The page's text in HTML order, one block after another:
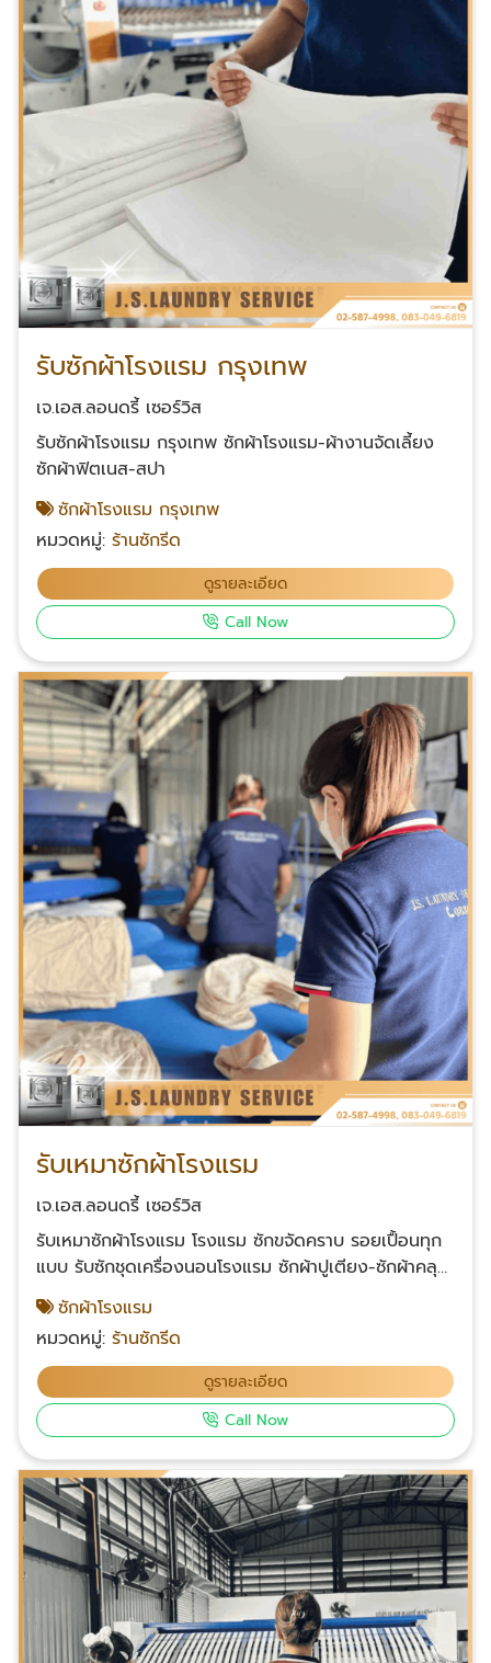
รับซักผ้าโรงแรม กรุงเทพ
เจ.เอส.ลอนดรี้ เซอร์วิส
รับซักผ้าโรงแรม กรุงเทพ ซักผ้าโรงแรม-ผ้างานจัดเลี้ยง
ซักผ้าฟิตเนส-สปา
ซักผ้าโรงแรม กรุงเทพ
หมวดหมู่:ร้านซักรีด
ดูรายละเอียด
Call Now
รับเหมาซักผ้าโรงแรม
เจ.เอส.ลอนดรี้ เซอร์วิส
รับเหมาซักผ้าโรงแรม โรงแรม ซักขจัดคราบ รอยเปื้อนทุก
แบบ รับซักชุดเครื่องนอนโรงแรม ซักผ้าปูเตียง-ซักผ้าคลุม
เตียง ซักผ้าห่ม-ปลอกหมอน รับซักผ้าห้องน้ำ ซักผ้าขนหนู
เช็ดตัวโรงแรมผืนเล็กผืนใหญ่-ซักเสื้อคลุมอาบน้ำ ซักผ้า
เช็ดเท้า โรงแรมที่อยากส่งผ้ามาซัก ติดต่อได้เลย รับซักผ้า
ให้ทุกประเภท ในราคาเป็นกันเอง มีบริการส่งรถไปรับผ้าและ
ส่งผ้าให้ที่โรงแรม สะดวกสบายต่อลูกค้ามากขึ้น โทร :
083-049-6819 Facebook คลิก
ซักผ้าโรงแรม
หมวดหมู่:ร้านซักรีด
ดูรายละเอียด
Call Now